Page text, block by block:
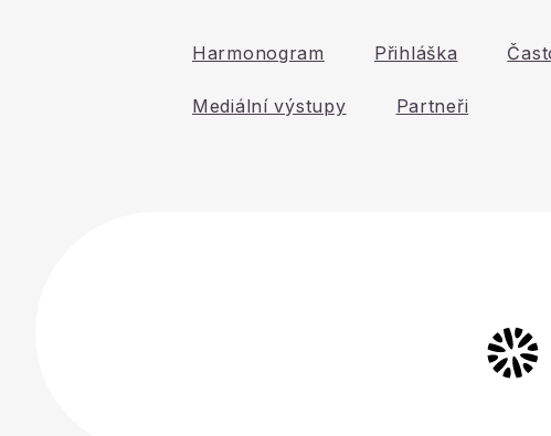
Harmonogram Přihláška
Mediální výstupy Partneři